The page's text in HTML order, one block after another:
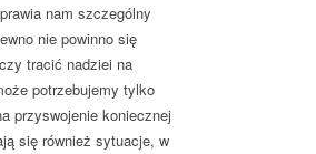
nam szczególny
nie powinno się
tracić nadziei na
potrzebujemy tylko
przyswojenie koniecznej
się również sytuacje, w